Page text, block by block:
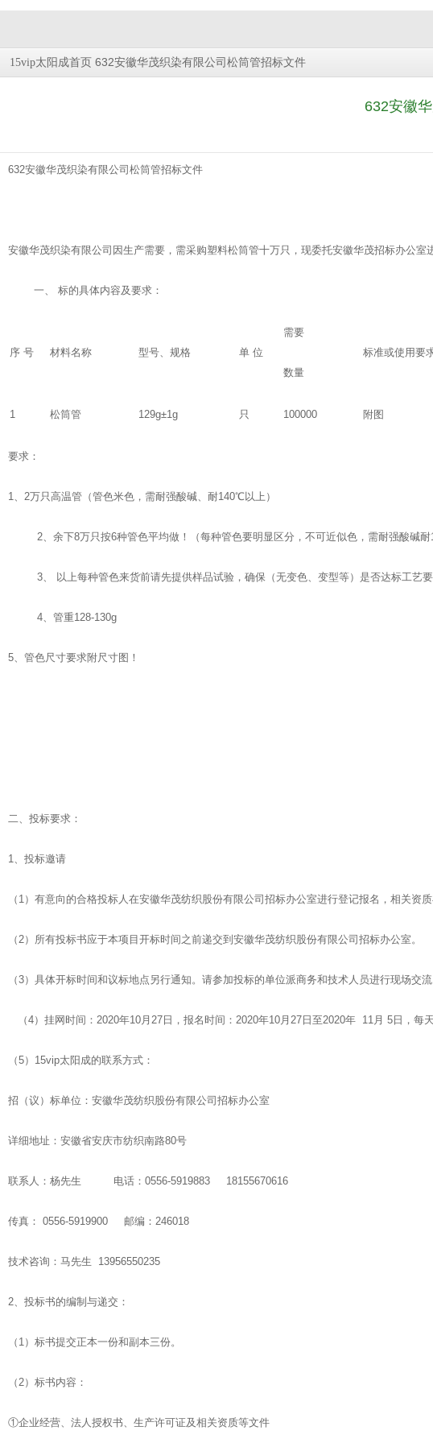
15vip太阳成首页 632安徽华茂织染有限公司松筒管招标文件
632安徽
632安徽华茂织染有限公司松筒管招标文件
安徽华茂织染有限公司因生产需要，需采购塑料松筒管十万只，现委托安徽华茂招标办公室
一、 标的具体内容及要求：
序 号 材料名称 型号、规格 单 位
需要
数量
标准或使用要
1 松筒管 129g±1g 只 100000 附图
要求：
1、2万只高温管（管色米色，需耐强酸碱、耐140℃以上）
2、余下8万只按6种管色平均做！（每种管色要明显区分，不可近似色，需耐强酸碱
3、 以上每种管色来货前请先提供样品试验，确保（无变色、变型等）是否达标工艺要
4、管重128-130g
5、管色尺寸要求附尺寸图！
二、投标要求：
1、投标邀请
（1）有意向的合格投标人在安徽华茂纺织股份有限公司招标办公室进行登记报名，相关资
（2）所有投标书应于本项目开标时间之前递交到安徽华茂纺织股份有限公司招标办公室。
（3）具体开标时间和议标地点另行通知。请参加投标的单位派商务和技术人员进行现场交流
（4）挂网时间：2020年10月27日，报名时间：2020年10月27日至2020年 11月 5日，每
（5）15vip太阳成的联系方式：
招（议）标单位：安徽华茂纺织股份有限公司招标办公室
详细地址：安徽省安庆市纺织南路80号
联系人：杨先生 电话：0556-5919883 18155670616
传真： 0556-5919900 邮编：246018
技术咨询：马先生 13956550235
2、投标书的编制与递交：
（1）标书提交正本一份和副本三份。
（2）标书内容：
①企业经营、法人授权书、生产许可证及相关资质等文件